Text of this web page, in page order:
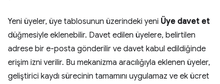
Yeni üyeler, üye tablosunun üzerindeki yeni Üye davet et
düğmesiyle eklenebilir. Davet edilen üyelere, belirtilen
adrese bir e-posta gönderilir ve davet kabul edildiğinde
erişim izni verilir. Bu mekanizma aracılığıyla eklenen üyeler,
geliştirici kaydı sürecinin tamamını uygulamaz ve ek ücret